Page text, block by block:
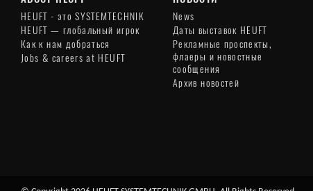
HEUFT - это SYSTEMTECHNIK
HEUFT — глобальный игрок
Как к нам добраться
Jobs & careers at HEUFT
News
Даты выставок HEUFT
Рекламные проспекты,
флаеры и новостные
сообщения
Архив новостей